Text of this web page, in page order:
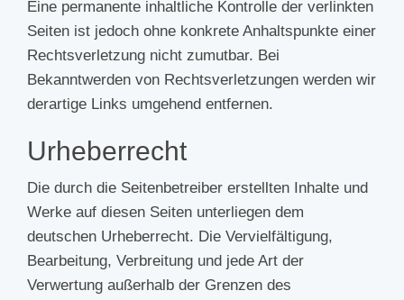
Eine permanente inhaltliche Kontrolle der verlinkten
Seiten ist jedoch ohne konkrete Anhaltspunkte einer
Rechtsverletzung nicht zumutbar. Bei
Bekanntwerden von Rechtsverletzungen werden wir
derartige Links umgehend entfernen.
Urheberrecht
Die durch die Seitenbetreiber erstellten Inhalte und
Werke auf diesen Seiten unterliegen dem
deutschen Urheberrecht. Die Vervielfältigung,
Bearbeitung, Verbreitung und jede Art der
Verwertung außerhalb der Grenzen des